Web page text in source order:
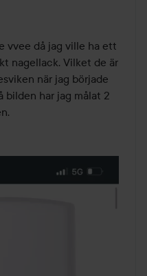
vvee då jag ville ha ett
nagellack. Vilket de är
när jag började
bilden har jag målat 2